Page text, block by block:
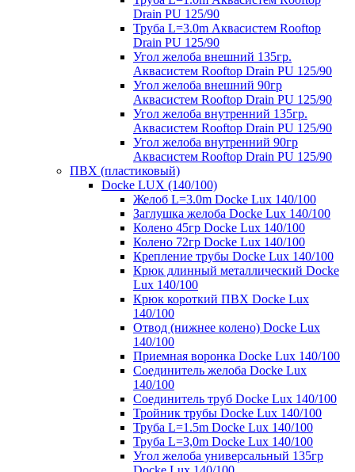
Drain PU 125/90
Труба L=3.0m Аквасистем Rooftop
Drain PU 125/90
Угол желоба внешний 135гр.
Аквасистем Rooftop Drain PU 125/90
Угол желоба внешний 90гр
Аквасистем Rooftop Drain PU 125/90
Угол желоба внутренний 135гр.
Аквасистем Rooftop Drain PU 125/90
Угол желоба внутренний 90гр
Аквасистем Rooftop Drain PU 125/90
ПВХ (пластиковый)
Docke LUX (140/100)
Желоб L=3.0m Docke Lux 140/100
Заглушка желоба Docke Lux 140/100
Колено 45гр Docke Lux 140/100
Колено 72гр Docke Lux 140/100
Крепление трубы Docke Lux 140/100
Крюк длинный металлический Docke
Lux 140/100
Крюк короткий ПВХ Docke Lux
140/100
Отвод (нижнее колено) Docke Lux
140/100
Приемная воронка Docke Lux 140/100
Соединитель желоба Docke Lux
140/100
Соединитель труб Docke Lux 140/100
Тройник трубы Docke Lux 140/100
Труба L=1.5m Docke Lux 140/100
Труба L=3,0m Docke Lux 140/100
Угол желоба универсальный 135гр